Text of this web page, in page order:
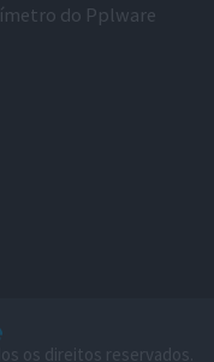
do Pplware
os direitos reservados.